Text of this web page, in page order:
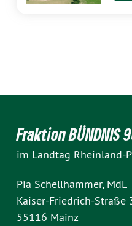
Fraktion BÜNDNIS
im Landtag Rheinland-
Pia Schellhammer, MdL
Kaiser-Friedrich-Straße
55116 Mainz